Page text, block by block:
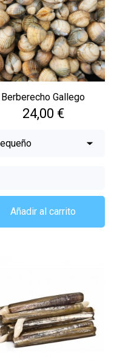
Berberecho Gallego
Precio
24,00 €
Añadir al carrito